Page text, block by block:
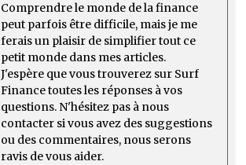
Comprendre le monde de la finance
peut parfois être difficile, mais je me
ferais un plaisir de simplifier tout ce
petit monde dans mes articles.
J'espère que vous trouverez sur Surf
Finance toutes les réponses à vos
questions. N'hésitez pas à nous
contacter si vous avez des suggestions
ou des commentaires, nous serons
ravis de vous aider.